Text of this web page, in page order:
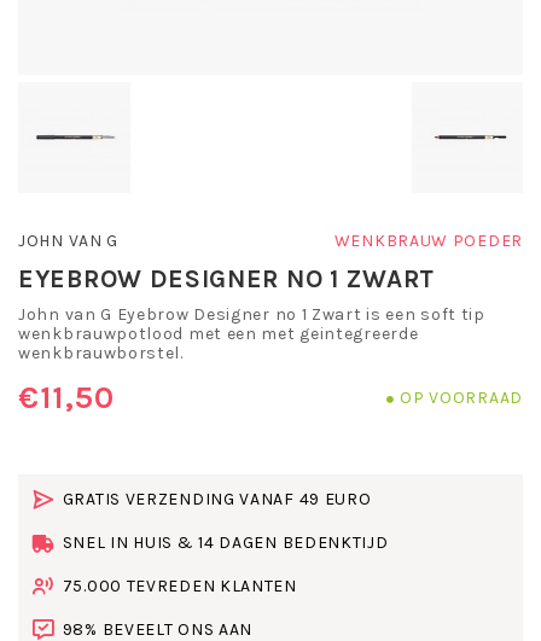
JOHN VAN G WENKBRAUW POEDER
EYEBROW DESIGNER NO 1 ZWART
John van G Eyebrow Designer no 1 Zwart is een soft tip
wenkbrauwpotlood met een met geintegreerde
wenkbrauwborstel.
€11,50 OP VOORRAAD
GRATIS VERZENDING VANAF 49 EURO
SNEL IN HUIS & 14 DAGEN BEDENKTIJD
75.000 TEVREDEN KLANTEN
98% BEVEELT ONS AAN